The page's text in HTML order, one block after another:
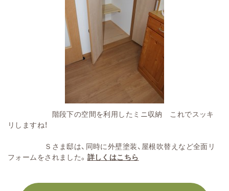
階段下の空間を利用したミニ収納 これでスッキ
リしますね！
Ｓさま邸は、同時に外壁塗装、屋根吹替えなど全面リ
フォームをされました。 詳しくはこちら